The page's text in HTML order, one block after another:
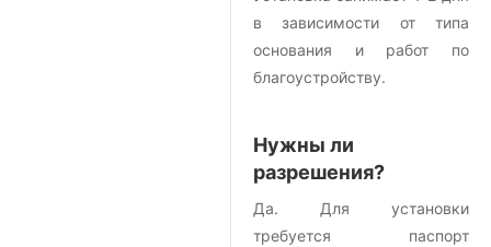
в зависимости от типа
основания и работ по
благоустройству.
Нужны ли
разрешения?
Да. Для установки
требуется паспорт